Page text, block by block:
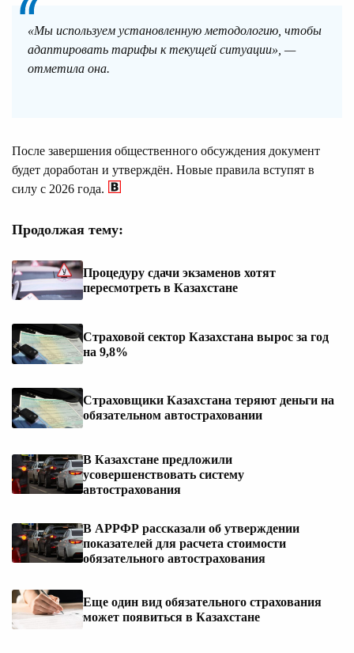
«Мы используем установленную методологию, чтобы
адаптировать тарифы к текущей ситуации», —
отметила она.
После завершения общественного обсуждения документ
будет доработан и утверждён. Новые правила вступят в
силу с 2026 года.
Продолжая тему:
Процедуру сдачи экзаменов хотят
пересмотреть в Казахстане
Страховой сектор Казахстана вырос за год
на 9,8%
Страховщики Казахстана теряют деньги на
обязательном автостраховании
В Казахстане предложили
усовершенствовать систему
автострахования
В АРРФР рассказали об утверждении
показателей для расчета стоимости
обязательного автострахования
Еще один вид обязательного страхования
может появиться в Казахстане